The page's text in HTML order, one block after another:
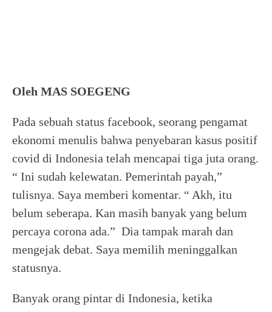
Oleh MAS SOEGENG
Pada sebuah status facebook, seorang pengamat
ekonomi menulis bahwa penyebaran kasus positif
covid di Indonesia telah mencapai tiga juta orang.
“ Ini sudah kelewatan. Pemerintah payah,”
tulisnya. Saya memberi komentar. “ Akh, itu
belum seberapa. Kan masih banyak yang belum
percaya corona ada.” Dia tampak marah dan
mengejak debat. Saya memilih meninggalkan
statusnya.
Banyak orang pintar di Indonesia, ketika